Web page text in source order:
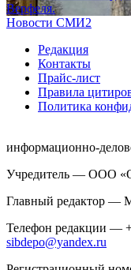
Верфеля.
Новости СМИ2
Редакция
Контакты
Прайс-лист
Правила
Политика
информационно-
Учредитель — ООО
Главный редактор —
Телефон редакции —
sibdepo@yandex.ru